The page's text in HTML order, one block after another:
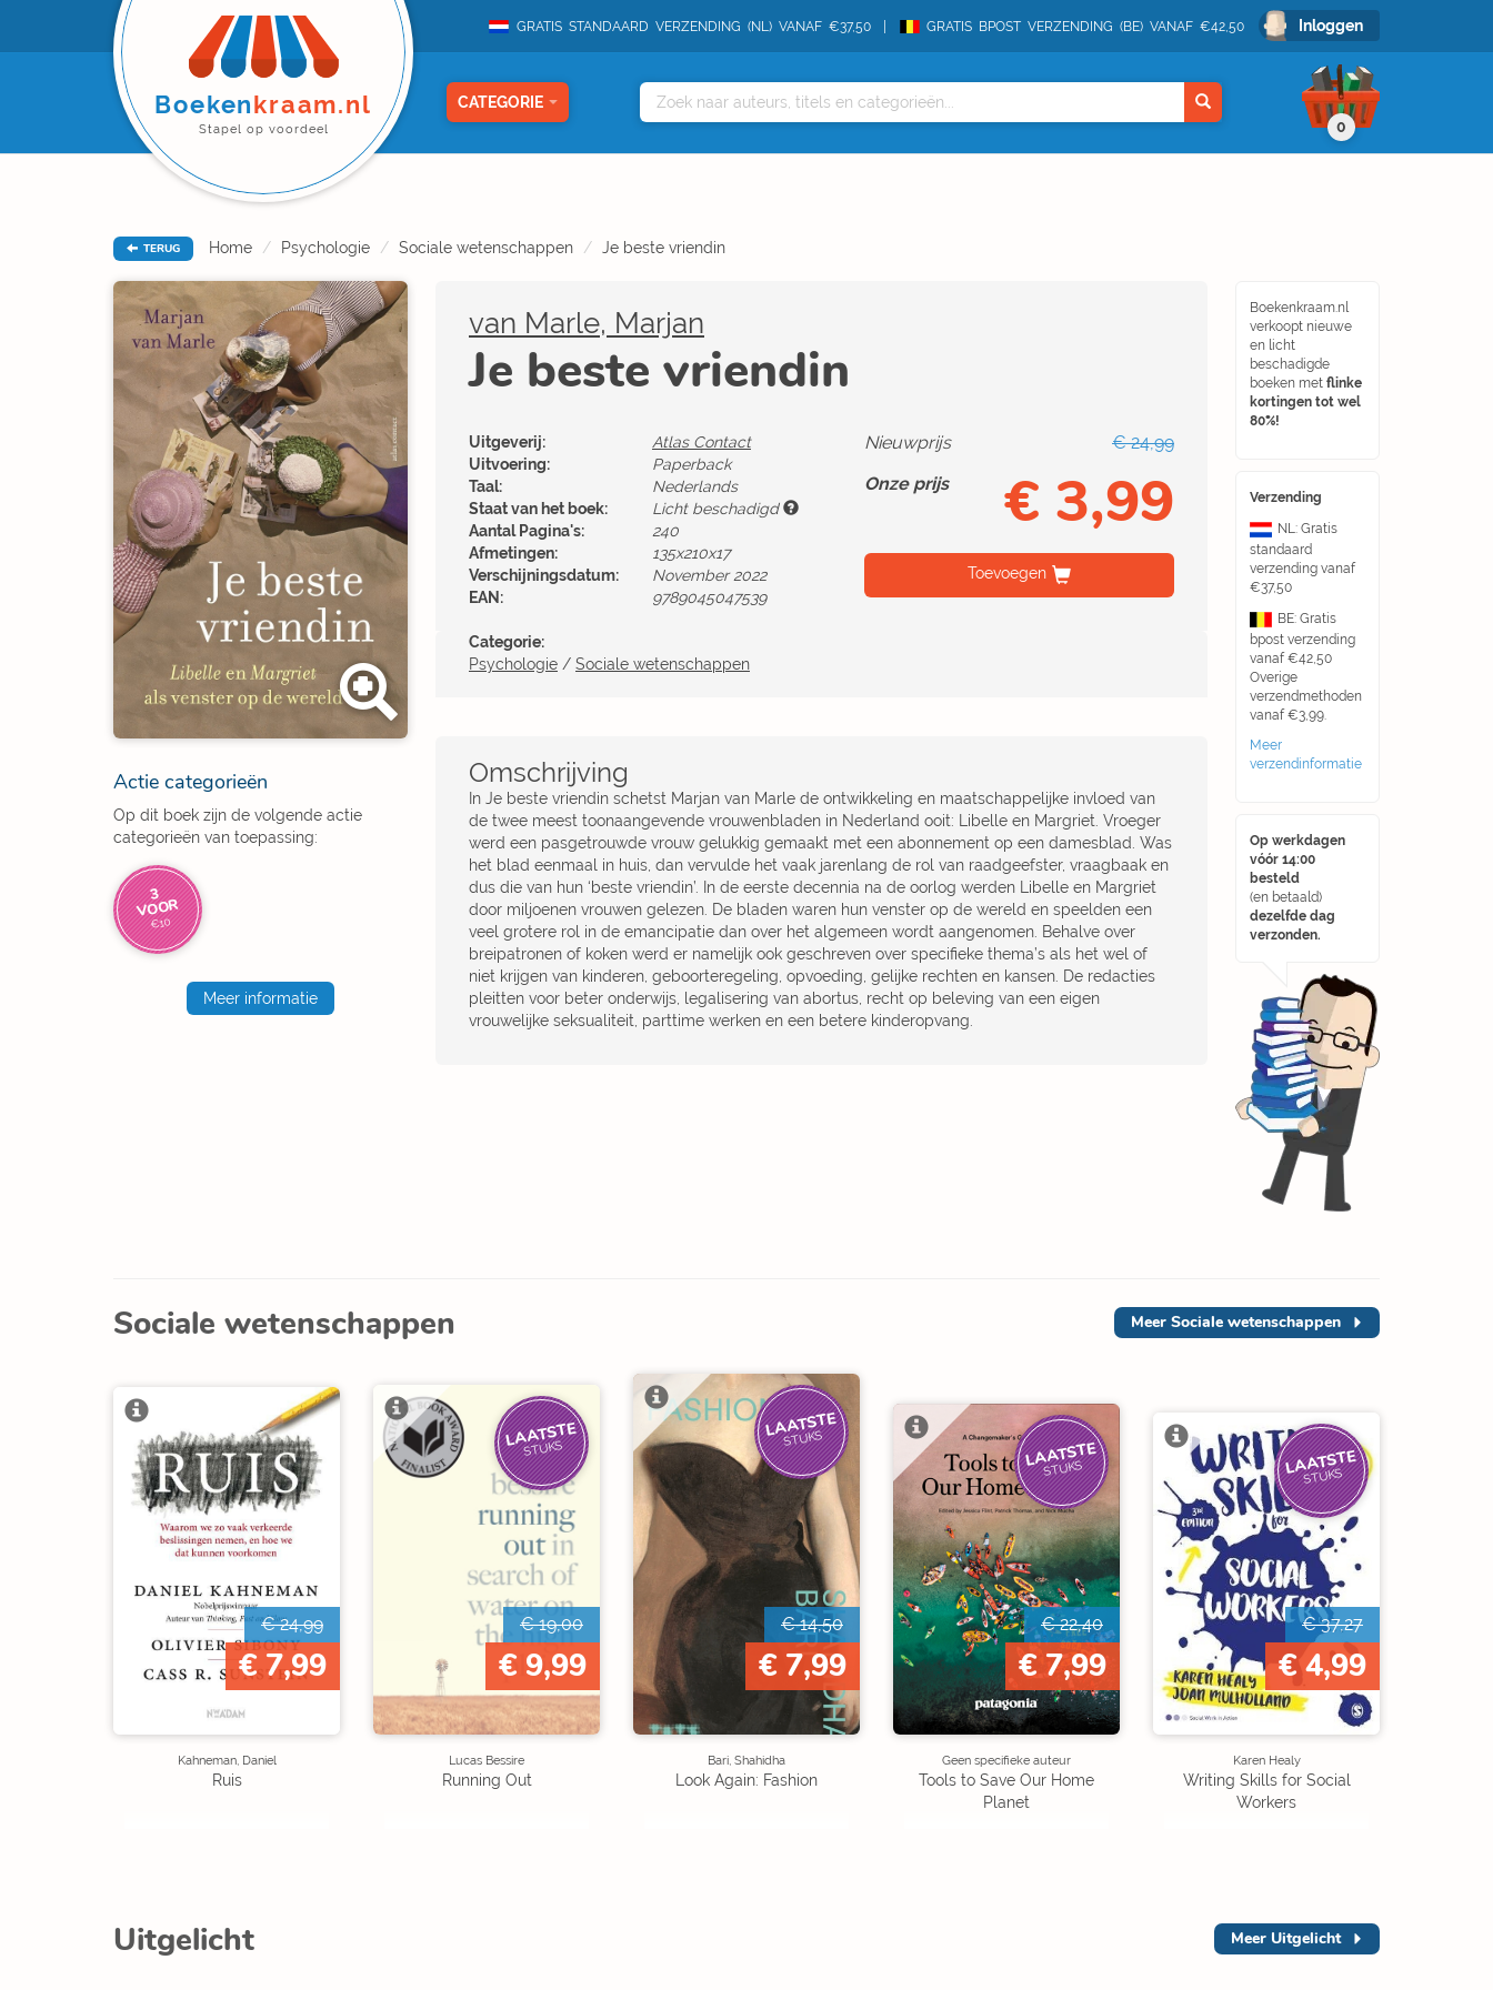
GRATIS STANDAARD VERZENDING (NL) VANAF €37,50 GRATIS BPOST VERZENDING (BE) VANAF €42,50 Inloggen
Boekenkraam.nl
Stapel op voordeel
CATEGORIE
0
TERUG Home Psychologie Sociale wetenschappen Je beste vriendin
Actie categorieën
Op dit boek zijn de volgende actie
categorieën van toepassing:
3
VOOR
€10
Meer informatie
Boekenkraam.nl
verkoopt nieuwe
en licht
beschadigde
boeken met flinke
kortingen tot wel
80%!
Verzending
NL: Gratis
standaard
verzending vanaf
€37,50
BE: Gratis
bpost verzending
vanaf €42,50
Overige
verzendmethoden
vanaf €3,99.
Meer
verzendinformatie
Op werkdagen
vóór 14:00
besteld
(en betaald)
dezelfde dag
verzonden.
van Marle, Marjan
Je beste vriendin
Uitgeverij:
Atlas Contact
Uitvoering:
Paperback
Taal:
Nederlands
Staat van het boek:
Licht beschadigd
Aantal Pagina's:
240
Afmetingen:
135x210x17
Verschijningsdatum:
November 2022
EAN:
9789045047539
Nieuwprijs
€ 24,99
Onze prijs
€ 3,99
Toevoegen
Categorie:
Psychologie / Sociale wetenschappen
Omschrijving
In Je beste vriendin schetst Marjan van Marle de ontwikkeling en maatschappelijke invloed van
de twee meest toonaangevende vrouwenbladen in Nederland ooit: Libelle en Margriet. Vroeger
werd een pasgetrouwde vrouw gelukkig gemaakt met een abonnement op een damesblad. Was
het blad eenmaal in huis, dan vervulde het vaak jarenlang de rol van raadgeefster, vraagbaak en
dus die van hun ‘beste vriendin’. In de eerste decennia na de oorlog werden Libelle en Margriet
door miljoenen vrouwen gelezen. De bladen waren hun venster op de wereld en speelden een
veel grotere rol in de emancipatie dan over het algemeen wordt aangenomen. Behalve over
breipatronen of koken werd er namelijk ook geschreven over specifieke thema’s als het wel of
niet krijgen van kinderen, geboorteregeling, opvoeding, gelijke rechten en kansen. De redacties
pleitten voor beter onderwijs, legalisering van abortus, recht op beleving van een eigen
vrouwelijke seksualiteit, parttime werken en een betere kinderopvang.
Sociale wetenschappen Meer Sociale wetenschappen
€ 24,99
€ 7,99
Kahneman, Daniel
Ruis
LAATSTE
STUKS
€ 19,00
€ 9,99
Lucas Bessire
Running Out
LAATSTE
STUKS
€ 14,50
€ 7,99
Bari, Shahidha
Look Again: Fashion
LAATSTE
STUKS
€ 22,40
€ 7,99
Geen specifieke auteur
Tools to Save Our Home
Planet
LAATSTE
STUKS
€ 37,27
€ 4,99
Karen Healy
Writing Skills for Social
Workers
Uitgelicht Meer Uitgelicht